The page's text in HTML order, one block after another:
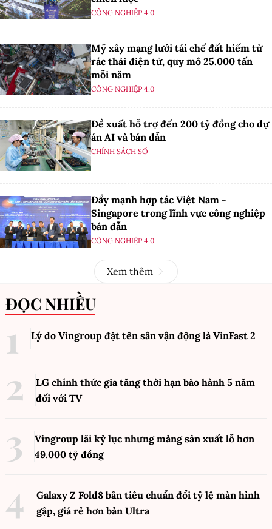
CÔNG NGHIỆP 4.0
Mỹ xây mạng lưới tái chế đất hiếm từ
rác thải điện tử, quy mô 25.000 tấn
mỗi năm
CÔNG NGHIỆP 4.0
Đề xuất hỗ trợ đến 200 tỷ đồng cho dự
án AI và bán dẫn
CHÍNH SÁCH SỐ
Đẩy mạnh hợp tác Việt Nam -
Singapore trong lĩnh vực công nghiệp
bán dẫn
CÔNG NGHIỆP 4.0
Xem thêm
ĐỌC NHIỀU
Lý do Vingroup đặt tên sân vận động là VinFast 2
LG chính thức gia tăng thời hạn bảo hành 5 năm
đối với TV
Vingroup lãi kỷ lục nhưng mảng sản xuất lỗ hơn
49.000 tỷ đồng
Galaxy Z Fold8 bản tiêu chuẩn đổi tỷ lệ màn hình
gập, giá rẻ hơn bản Ultra